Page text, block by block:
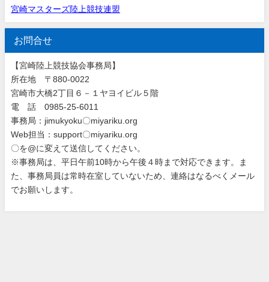
宮崎マスターズ陸上競技連盟
お問合せ
【宮崎陸上競技協会事務局】
所在地 〒880-0022
宮崎市大橋2丁目６－１ヤヨイビル５階
電 話 0985-25-6011
事務局：jimukyoku〇miyariku.org
Web担当：support〇miyariku.org
〇を@に変えて送信してください。
※事務局は、平日午前10時から午後４時まで対応できます。ま
た、事務局員は常時在室していないため、連絡はなるべくメール
でお願いします。